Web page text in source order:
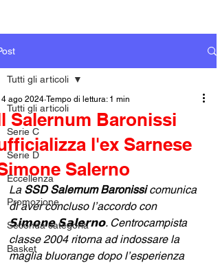
Tutti gli articoli
Serie C
Serie D
Eccellenza
Promozione
Seconda categoria
Basket
Tutti gli articoli
Salernum Baronissi
l'ex Sarnese
Salerno
ago 2024 Tempo di lettura: 1 min
La SSD Salernum Baronissi comunica
di aver concluso l’accordo con
𝗦𝗶𝗺𝗼𝗻𝗲 𝗦𝗮𝗹𝗲𝗿𝗻𝗼. Centrocampista
classe 2004 ritorna ad indossare la
maglia bluorange dopo l’esperienza